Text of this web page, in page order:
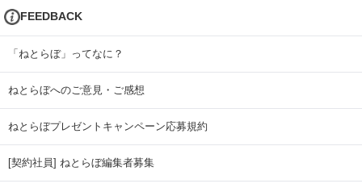
FEEDBACK
「ねとらぼ」ってなに？
ねとらぼへのご意見・ご感想
ねとらぼプレゼントキャンペーン応募規約
[契約社員] ねとらぼ編集者募集